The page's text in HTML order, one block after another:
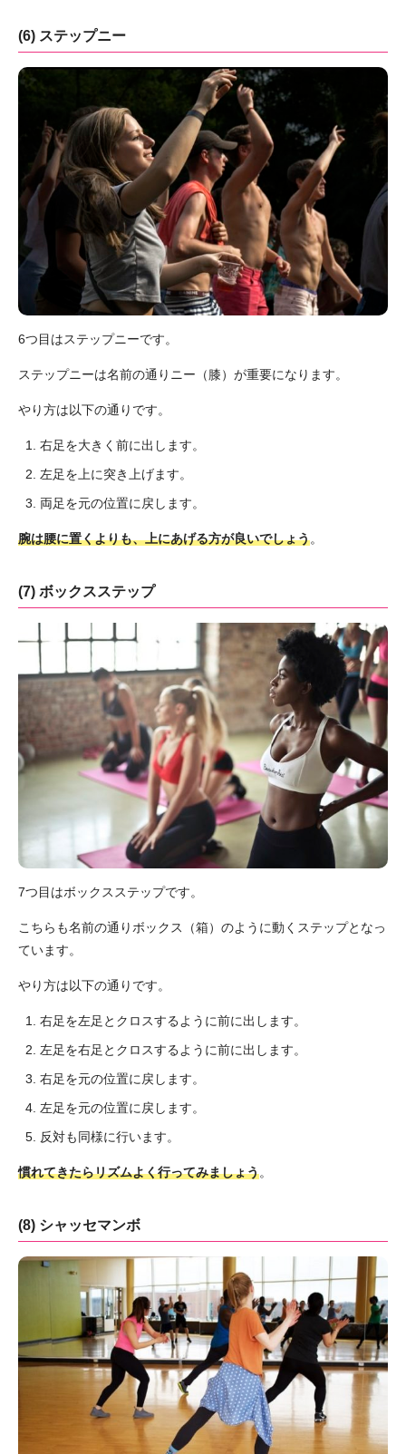
(6) ステップニー
6つ目はステップニーです。
ステップニーは名前の通りニー（膝）が重要になります。
やり方は以下の通りです。
右足を大きく前に出します。
左足を上に突き上げます。
両足を元の位置に戻します。
腕は腰に置くよりも、上にあげる方が良いでしょう。
(7) ボックスステップ
7つ目はボックスステップです。
こちらも名前の通りボックス（箱）のように動くステップとなっ
ています。
やり方は以下の通りです。
右足を左足とクロスするように前に出します。
左足を右足とクロスするように前に出します。
右足を元の位置に戻します。
左足を元の位置に戻します。
反対も同様に行います。
慣れてきたらリズムよく行ってみましょう。
(8) シャッセマンボ